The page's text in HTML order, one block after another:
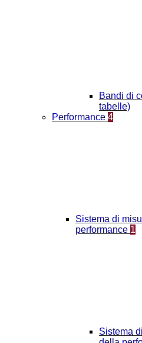
Bandi di
tabelle)
Performance 4
Sistema di
performance 1
Sistema